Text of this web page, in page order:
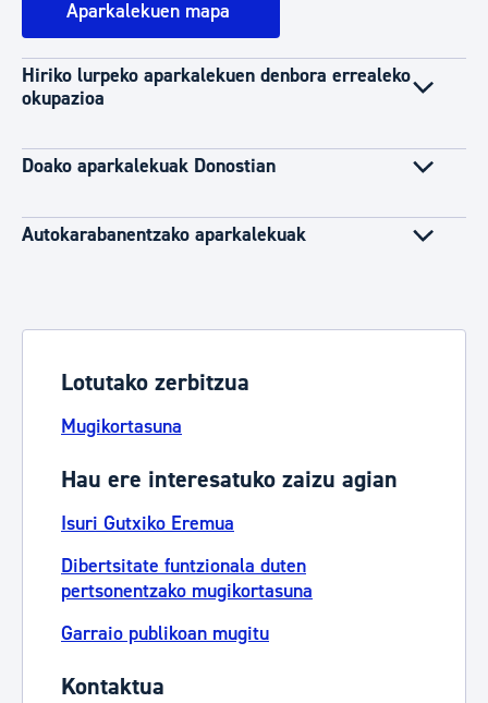
Aparkalekuen mapa
Hiriko lurpeko aparkalekuen denbora errealeko
okupazioa
Doako aparkalekuak Donostian
Autokarabanentzako aparkalekuak
Lotutako zerbitzua
Mugikortasuna
Hau ere interesatuko zaizu agian
Isuri Gutxiko Eremua
Dibertsitate funtzionala duten
pertsonentzako mugikortasuna
Garraio publikoan mugitu
Kontaktua